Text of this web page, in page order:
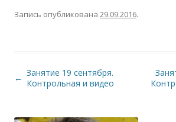
Запись опубликована 29.09.2016.
Навигация по записям
← Занятие 19 сентября.
Контрольная и видео